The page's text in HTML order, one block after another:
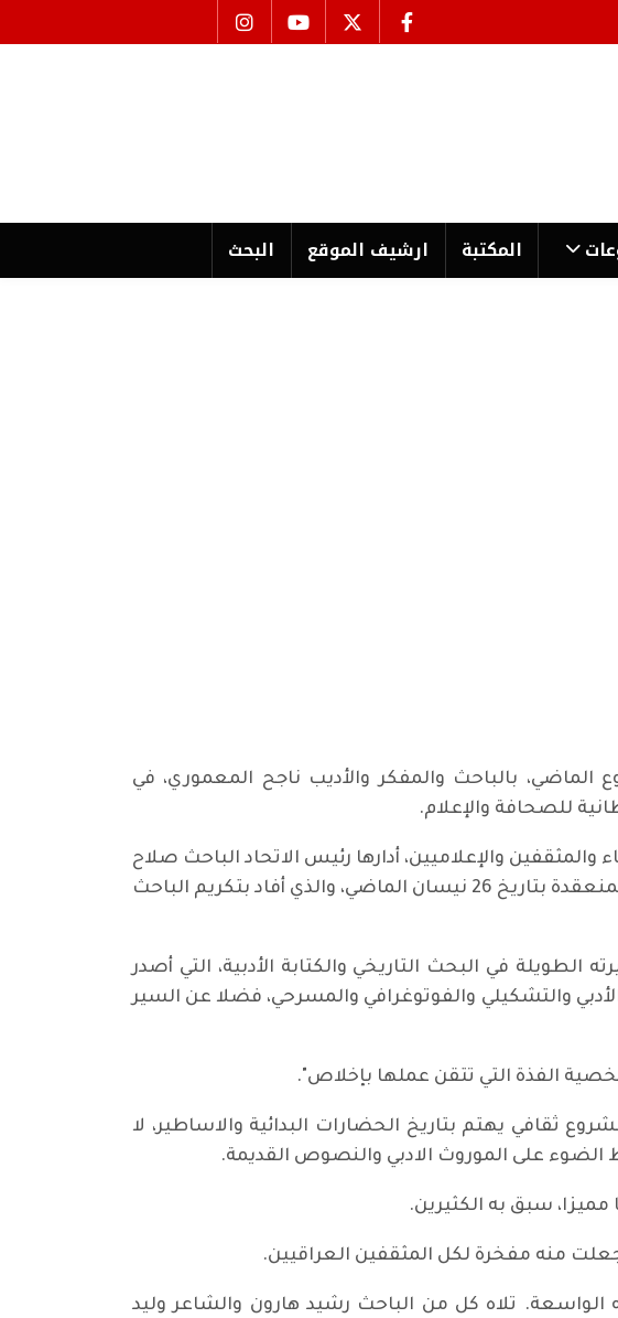
المكتبة ارشیف الموقع البحث
بالباحث والمفكر والأديب ناجح المعموري، في
والإعلاميين، أدارها رئيس الاتحاد الباحث صلاح
السعيد، واستهلها بإطلاع الحاضرين على قرار مجلس محافظة بابل المتخذ في جلسته المنعقدة بتاريخ 26 نيسان الماضي، والذي أفاد بتكريم الباحث
الطويلة في البحث التاريخي والكتابة الأدبية، التي أصدر
والتشكيلي والفوتوغرافي والمسرحي، فضلا عن السير
الفذة التي تتقن عملها بإخلاص".
ثقافي يهتم بتاريخ الحضارات البدائية والاساطير، لا
على الموروث الادبي والنصوص القديمة.
سبق به الكثيرين.
جعلت منه مفخرة لكل المثقفين العراقيين.
الواسعة. تلاه كل من الباحث رشيد هارون والشاعر وليد